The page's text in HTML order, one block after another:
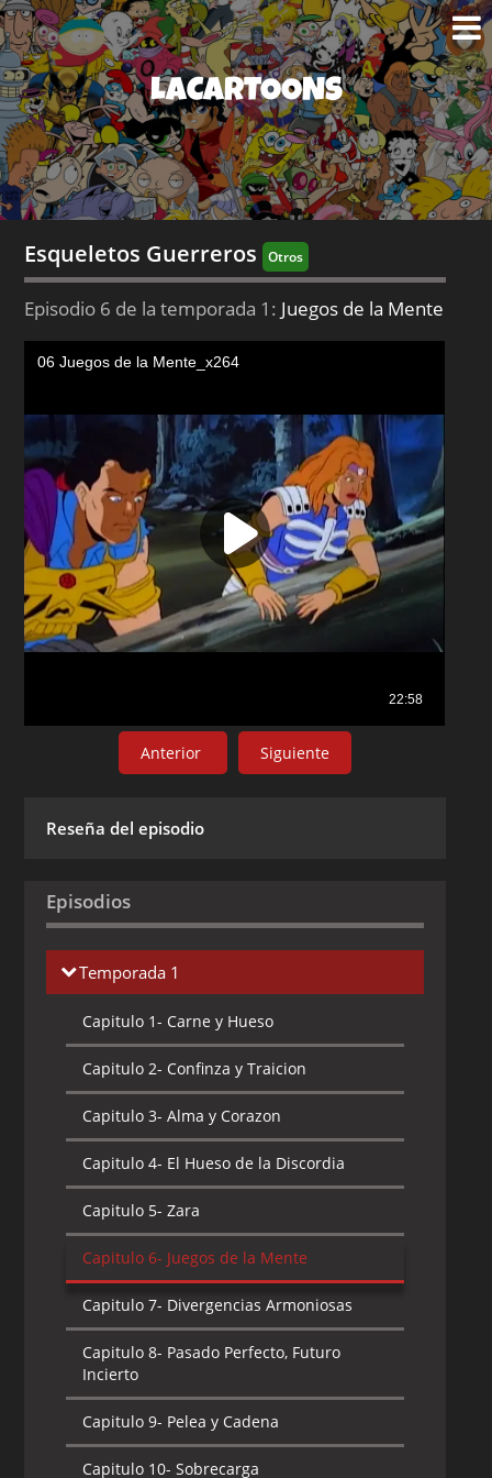
LACARTOONS
Esqueletos Guerreros Otros
Episodio 6 de la temporada 1: Juegos de la Mente
Anterior Siguiente
Reseña del episodio
Episodios
Temporada 1
Capitulo 1- Carne y Hueso
Capitulo 2- Confinza y Traicion
Capitulo 3- Alma y Corazon
Capitulo 4- El Hueso de la Discordia
Capitulo 5- Zara
Capitulo 6- Juegos de la Mente
Capitulo 7- Divergencias Armoniosas
Capitulo 8- Pasado Perfecto, Futuro
Incierto
Capitulo 9- Pelea y Cadena
Capitulo 10- Sobrecarga